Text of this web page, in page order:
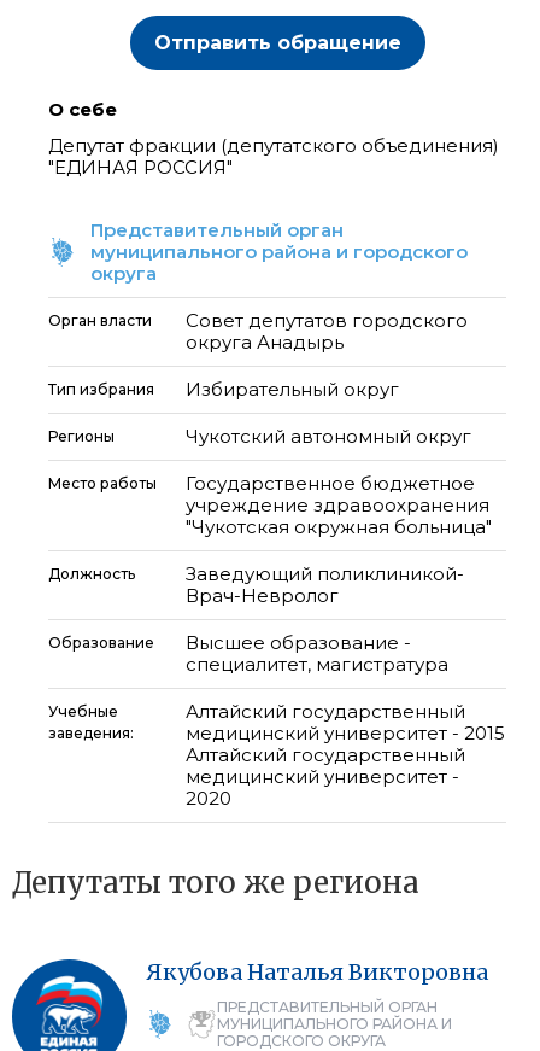
Отправить обращение
О себе
Депутат фракции (депутатского объединения)
"ЕДИНАЯ РОССИЯ"
Представительный орган
муниципального района и городского
округа
Орган власти
Совет депутатов городского
округа Анадырь
Тип избрания Избирательный округ
Регионы Чукотский автономный округ
Место работы
Государственное бюджетное
учреждение здравоохранения
"Чукотская окружная больница"
Должность
Заведующий поликлиникой-
Врач-Невролог
Образование
Высшее образование -
специалитет, магистратура
Учебные
заведения:
Алтайский государственный
медицинский университет - 2015
Алтайский государственный
медицинский университет -
2020
Депутаты того же региона
ЯкубоваНатальяВикторовна
ПРЕДСТАВИТЕЛЬНЫЙ ОРГАН
МУНИЦИПАЛЬНОГО РАЙОНА И
ГОРОДСКОГО ОКРУГА